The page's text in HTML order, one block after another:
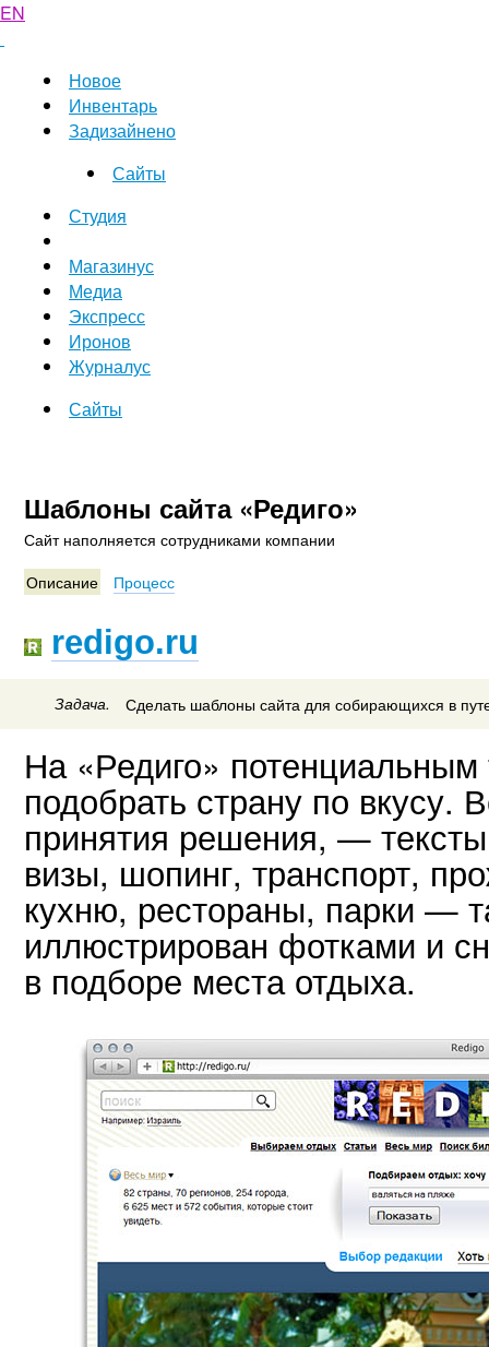
EN
Новое
Инвентарь
Задизайнено
Сайты
Студия
Магазинус
Медиа
Экспресс
Иронов
Журналус
Сайты
Шаблоны сайта «Редиго»
Сайт наполняется сотрудниками компании
Описание
Процесс
redigo.ru
Задача. Сделать шаблоны сайта для собирающихся в
На «Редиго» потенциальным
подобрать страну по вкусу.
принятия решения, —
визы, шопинг, транспорт,
кухню, рестораны, парки —
иллюстрирован фотками и
в подборе места отдыха.